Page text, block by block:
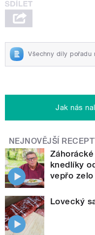
Všechny díly pořadu
Jak nás
NEJNOVĚJŠÍ
knedlíky
vepřo
Lovecký